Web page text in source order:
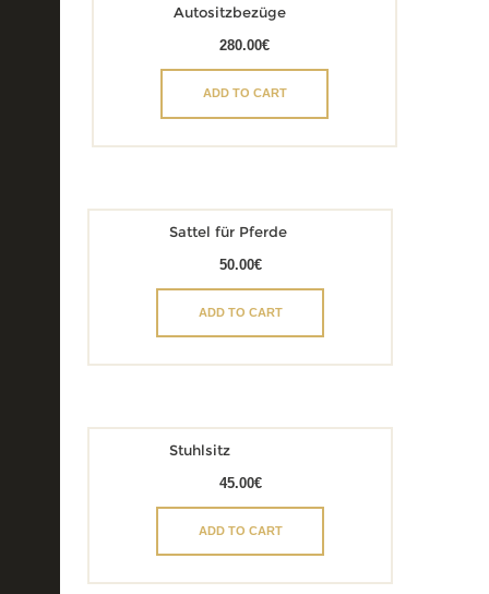
Autositzbezüge
280.00€
ADD TO CART
Sattel für Pferde
50.00€
ADD TO CART
Stuhlsitz
45.00€
ADD TO CART